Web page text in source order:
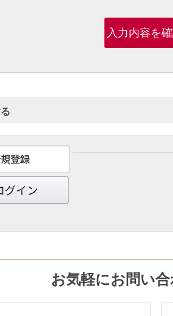
お気軽にお問い